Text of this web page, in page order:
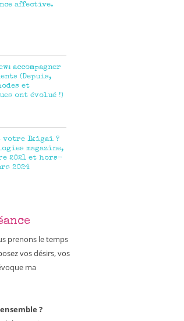
affective.
accompagner
(Depuis,
et
ont évolué !)
votre Ikigai ?
magazine,
2021 et hors-
2024
prenons le temps
vos désirs, vos
ma
?